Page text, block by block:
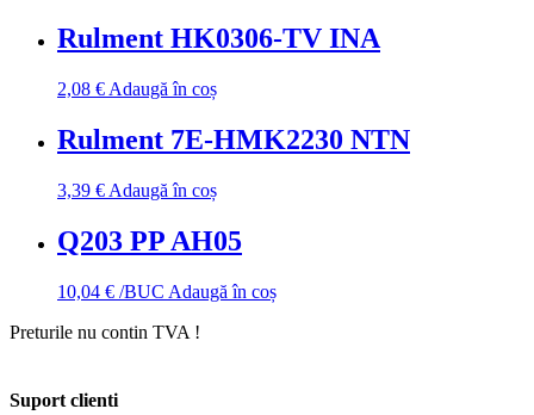
Rulment HK0306-TV INA
2,08 € Adaugă în coș
Rulment 7E-HMK2230 NTN
3,39 € Adaugă în coș
Q203 PP AH05
10,04 € /BUC Adaugă în coș
Preturile nu contin TVA !
Suport clienti